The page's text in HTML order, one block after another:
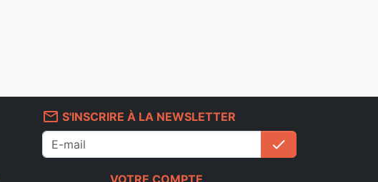
mail_outline S'INSCRIRE À LA NEWSLETTER
check
VOTRE COMPTE